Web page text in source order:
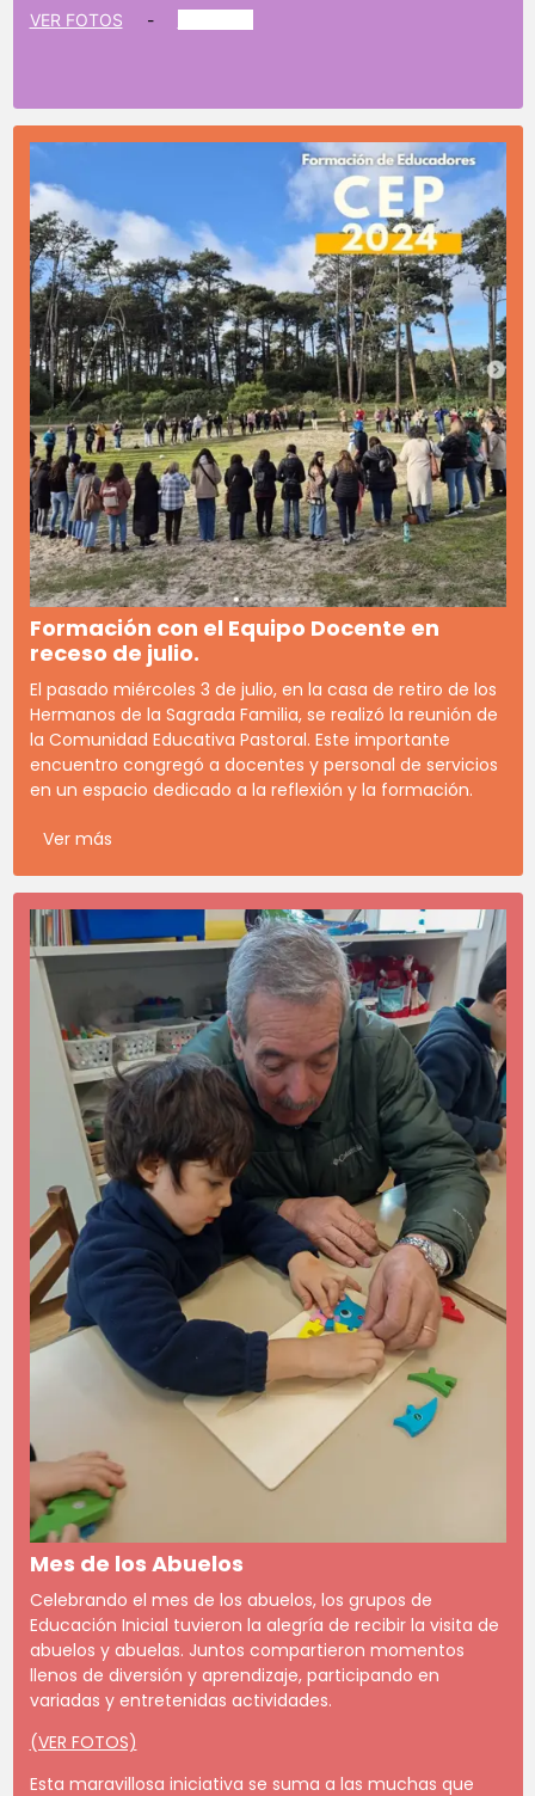
VER FOTOS -
Formación con el Equipo Docente en
receso de julio.
El pasado miércoles 3 de julio, en la casa de retiro de los
Hermanos de la Sagrada Familia, se realizó la reunión de
la Comunidad Educativa Pastoral. Este importante
encuentro congregó a docentes y personal de servicios
en un espacio dedicado a la reflexión y la formación.
Ver más
Mes de los Abuelos
Celebrando el mes de los abuelos, los grupos de
Educación Inicial tuvieron la alegría de recibir la visita de
abuelos y abuelas. Juntos compartieron momentos
llenos de diversión y aprendizaje, participando en
variadas y entretenidas actividades.
(VER FOTOS)
Esta maravillosa iniciativa se suma a las muchas que